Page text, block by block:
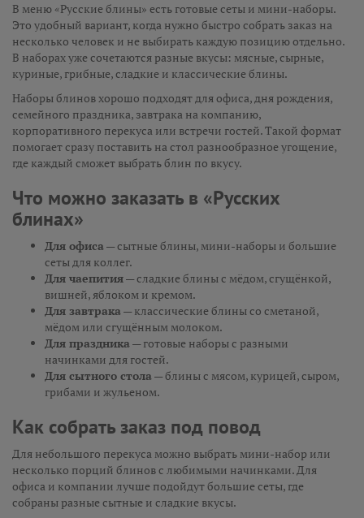
В меню «Русские блины» есть готовые сеты и мини-наборы.
Это удобный вариант, когда нужно быстро собрать заказ на
несколько человек и не выбирать каждую позицию отдельно.
В наборах уже сочетаются разные вкусы: мясные, сырные,
куриные, грибные, сладкие и классические блины.
Наборы блинов хорошо подходят для офиса, дня рождения,
семейного праздника, завтрака на компанию,
корпоративного перекуса или встречи гостей. Такой формат
помогает сразу поставить на стол разнообразное угощение,
где каждый сможет выбрать блин по вкусу.
Что можно заказать в «Русских
блинах»
Для офиса— сытные блины, мини-наборы и большие
сеты для коллег.
Для чаепития— сладкие блины с мёдом, сгущёнкой,
вишней, яблоком и кремом.
Для завтрака— классические блины со сметаной,
мёдом или сгущённым молоком.
Для праздника— готовые наборы с разными
начинками для гостей.
Для сытного стола— блины с мясом, курицей, сыром,
грибами и жульеном.
Как собрать заказ под повод
Для небольшого перекуса можно выбрать мини-набор или
несколько порций блинов с любимыми начинками. Для
офиса и компании лучше подойдут большие сеты, где
собраны разные сытные и сладкие вкусы.